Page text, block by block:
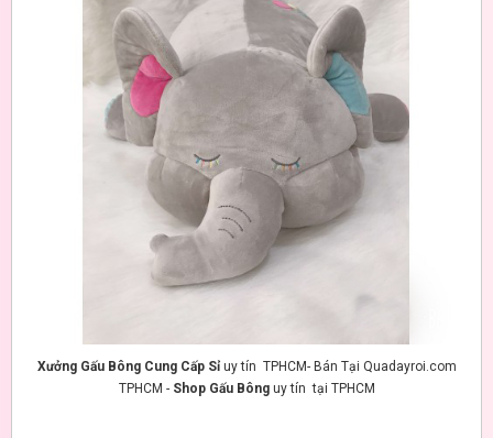
Xưởng Gấu Bông Cung Cấp Sỉ uy tín TPHCM- Bán Tại Quadayroi.com
TPHCM - Shop Gấu Bônguy tín tại TPHCM